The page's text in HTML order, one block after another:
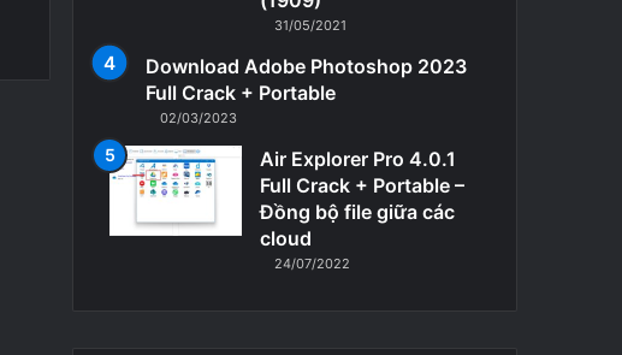
31/05/2021
Download Adobe Photoshop 2023
Full Crack + Portable
02/03/2023
Air Explorer Pro 4.0.1
Full Crack + Portable –
Đồng bộ file giữa các
cloud
24/07/2022